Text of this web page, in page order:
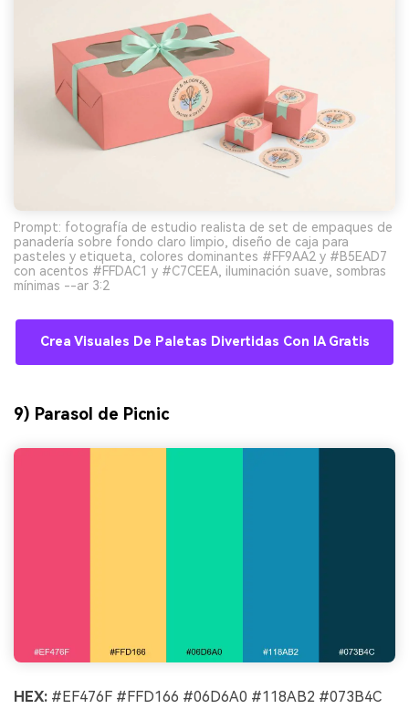
Prompt: fotografía de estudio realista de set de empaques de
panadería sobre fondo claro limpio, diseño de caja para
pasteles y etiqueta, colores dominantes #FF9AA2 y #B5EAD7
con acentos #FFDAC1 y #C7CEEA, iluminación suave, sombras
mínimas --ar 3:2
Crea Visuales De Paletas Divertidas Con IA Gratis
9) Parasol de Picnic
HEX: #EF476F #FFD166 #06D6A0 #118AB2 #073B4C